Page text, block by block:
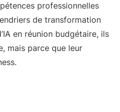
professionnelles
de transformation
en réunion budgétaire, ils
mais parce que leur